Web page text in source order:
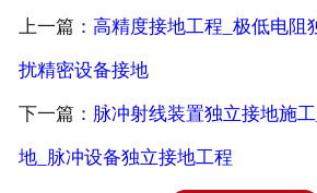
上一篇： 高精度接地工程_极低电阻
扰精密设备接地
下一篇： 脉冲射线装置独立接地施
地_脉冲设备独立接地工程